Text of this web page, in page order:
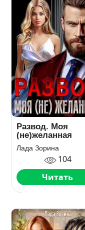
Развод. Моя
(не)желанная
Лада Зорина
104
Читать